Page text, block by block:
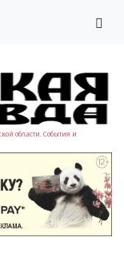
области. События и